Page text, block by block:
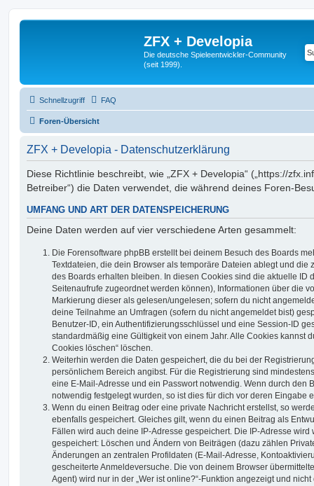
ZFX + Developia
Die deutsche Spieleentwickler-Community
(seit 1999).
Schnellzugriff FAQ
Foren-Übersicht
ZFX + Developia - Datenschutzerklärung
Diese Richtlinie beschreibt, wie „ZFX + Developia“ („https://
Betreiber“) die Daten verwendet, die während deines Foren-
UMFANG UND ART DER DATENSPEICHERUNG
Deine Daten werden auf vier verschiedene Arten gesammelt:
Die Forensoftware phpBB erstellt bei deinem Besuch des Boards
Textdateien, die dein Browser als temporäre Dateien ablegt und die
des Boards erhalten bleiben. In diesen Cookies sind die aktuelle ID
Seitenaufrufe zugeordnet werden können), Informationen über die
Markierung dieser als gelesen/ungelesen; sofern du nicht
deine Teilnahme an Umfragen (sofern du nicht angemeldet bist)
Benutzer-ID, ein Authentifizierungsschlüssel und eine Session-ID
standardmäßig eine Gültigkeit von einem Jahr. Alle Cookies kannst
Cookies löschen“ löschen.
Weiterhin werden die Daten gespeichert, die du bei der
persönlichem Bereich angibst. Für die Registrierung sind
eine E-Mail-Adresse und ein Passwort notwendig. Wenn durch den
notwendig festgelegt wurden, so ist dies für dich vor deren Eingabe
Wenn du einen Beitrag oder eine private Nachricht erstellst, so
ebenfalls gespeichert. Gleiches gilt, wenn du einen Beitrag als
Fällen wird auch deine IP-Adresse gespeichert. Die IP-Adresse
gespeichert: Löschen und Ändern von Beiträgen (dazu zählen
Änderungen an zentralen Profildaten (E-Mail-Adresse,
gescheiterte Anmeldeversuche. Die von deinem Browser
Agent) wird nur in der „Wer ist online?“-Funktion angezeigt und